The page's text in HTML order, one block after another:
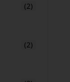
(2)
(2)